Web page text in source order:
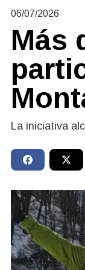
06/07/2026
Más
La iniciativa